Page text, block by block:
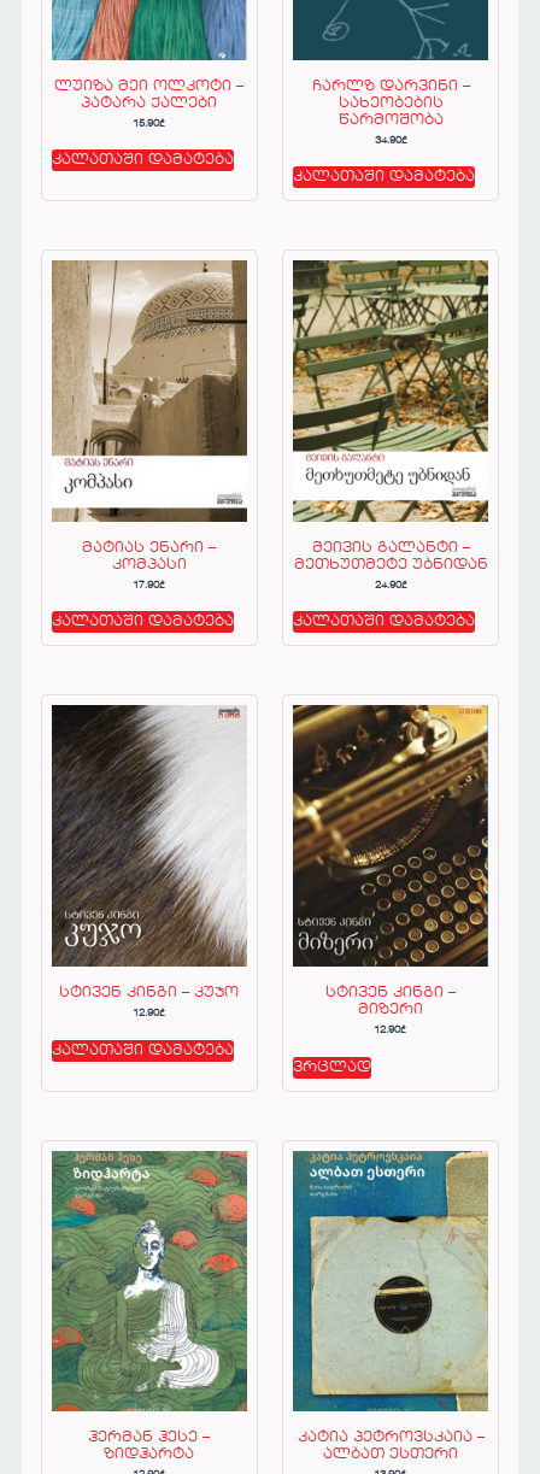
ლუიზა მეი ოლკოტი –
პატარა ქალები
15.90₾
კალათაში დამატება
ჩარლზ დარვინი –
სახეობების
წარმოშობა
34.90₾
კალათაში დამატება
მატიას ენარი –
კომპასი
17.90₾
კალათაში დამატება
მეივის გალანტი –
მეთხუთმეტე უბნიდან
24.90₾
კალათაში დამატება
სტივენ კინგი – კუჯო
12.90₾
კალათაში დამატება
სტივენ კინგი –
მიზერი
12.90₾
ვრცლად
ჰერმან ჰესე –
ზიდჰარტა
კატია პეტროვსკაია –
ალბათ ესთერი